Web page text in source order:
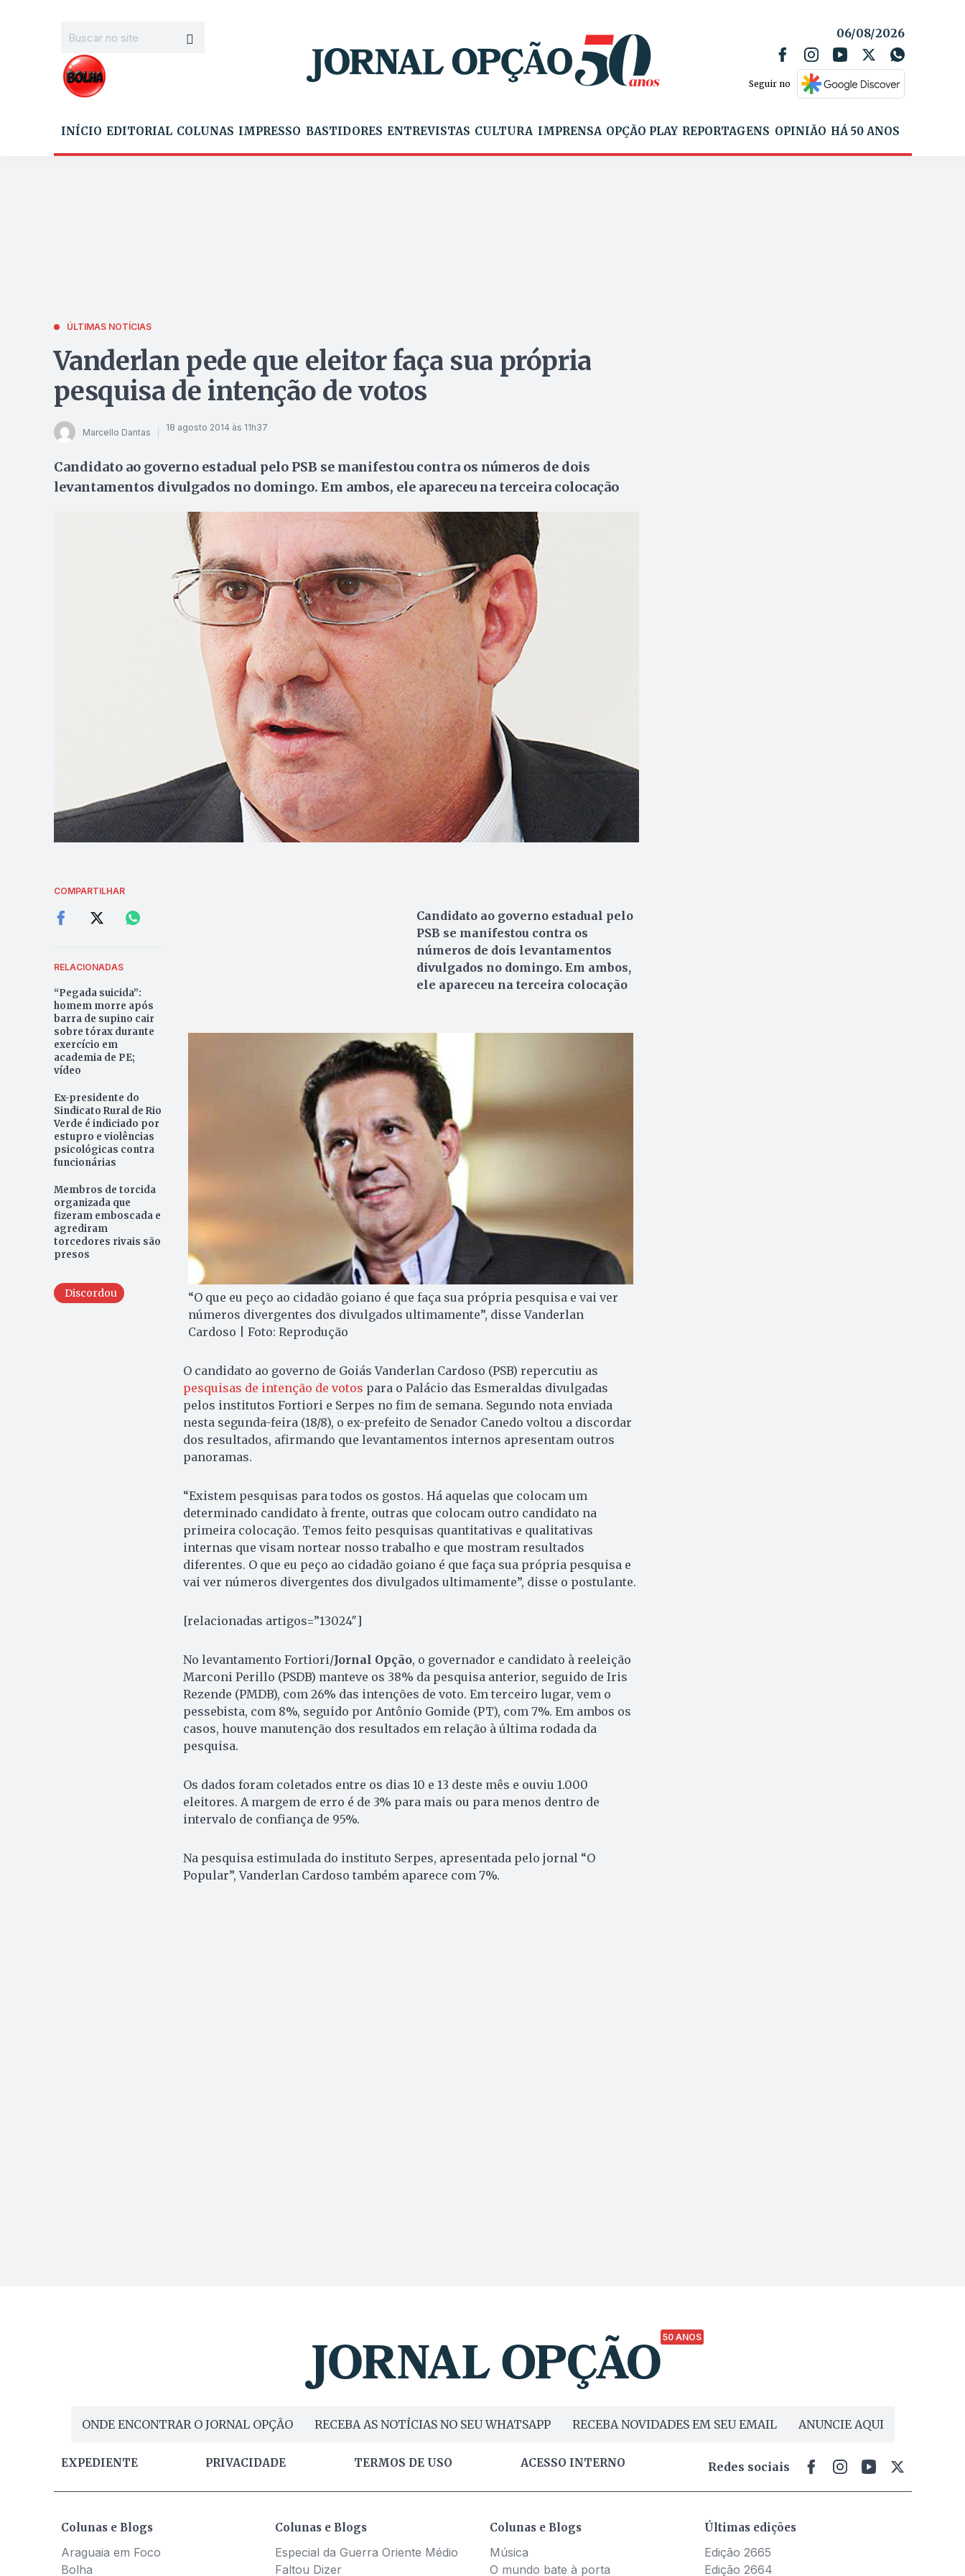
06/08/2026
Seguir no
INÍCIO EDITORIAL COLUNAS IMPRESSO BASTIDORES ENTREVISTAS CULTURA IMPRENSA OPÇÃO PLAY REPORTAGENS OPINIÃO HÁ 50 ANOS
ÚLTIMAS NOTÍCIAS
Vanderlan pede que eleitor faça sua própria
pesquisa de intenção de votos
Marcello Dantas 18 agosto 2014 às 11h37
Candidato ao governo estadual pelo PSB se manifestou contra os números de dois
levantamentos divulgados no domingo. Em ambos, ele apareceu na terceira colocação
COMPARTILHAR
RELACIONADAS
“Pegada suicida”:
homem morre após
barra de supino cair
sobre tórax durante
exercício em
academia de PE;
vídeo
Ex-presidente do
Sindicato Rural de Rio
Verde é indiciado por
estupro e violências
psicológicas contra
funcionárias
Membros de torcida
organizada que
fizeram emboscada e
agrediram
torcedores rivais são
presos
Discordou
Candidato ao governo estadual pelo
PSB se manifestou contra os
números de dois levantamentos
divulgados no domingo. Em ambos,
ele apareceu na terceira colocação
“O que eu peço ao cidadão goiano é que faça sua própria pesquisa e vai ver
números divergentes dos divulgados ultimamente”, disse Vanderlan
Cardoso | Foto: Reprodução
O candidato ao governo de Goiás Vanderlan Cardoso (PSB) repercutiu as
pesquisas de intenção de votos para o Palácio das Esmeraldas divulgadas
pelos institutos Fortiori e Serpes no fim de semana. Segundo nota enviada
nesta segunda-feira (18/8), o ex-prefeito de Senador Canedo voltou a discordar
dos resultados, afirmando que levantamentos internos apresentam outros
panoramas.
“Existem pesquisas para todos os gostos. Há aquelas que colocam um
determinado candidato à frente, outras que colocam outro candidato na
primeira colocação. Temos feito pesquisas quantitativas e qualitativas
internas que visam nortear nosso trabalho e que mostram resultados
diferentes. O que eu peço ao cidadão goiano é que faça sua própria pesquisa e
vai ver números divergentes dos divulgados ultimamente”, disse o postulante.
[relacionadas artigos=”13024″]
No levantamento Fortiori/Jornal Opção, o governador e candidato à reeleição
Marconi Perillo (PSDB) manteve os 38% da pesquisa anterior, seguido de Iris
Rezende (PMDB), com 26% das intenções de voto. Em terceiro lugar, vem o
pessebista, com 8%, seguido por Antônio Gomide (PT), com 7%. Em ambos os
casos, houve manutenção dos resultados em relação à última rodada da
pesquisa.
Os dados foram coletados entre os dias 10 e 13 deste mês e ouviu 1.000
eleitores. A margem de erro é de 3% para mais ou para menos dentro de
intervalo de confiança de 95%.
Na pesquisa estimulada do instituto Serpes, apresentada pelo jornal “O
Popular”, Vanderlan Cardoso também aparece com 7%.
50 ANOS
ONDE ENCONTRAR O JORNAL OPÇÃO RECEBA AS NOTÍCIAS NO SEU WHATSAPP RECEBA NOVIDADES EM SEU EMAIL ANUNCIE AQUI
EXPEDIENTE PRIVACIDADE TERMOS DE USO ACESSO INTERNO Redes sociais
Colunas e Blogs
Araguaia em Foco
Bolha
Colunas e Blogs
Especial da Guerra Oriente Médio
Faltou Dizer
Colunas e Blogs
Música
O mundo bate à porta
Últimas edições
Edição 2665
Edição 2664